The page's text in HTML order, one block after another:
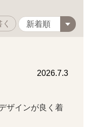
2026.7.3
ザインが良く着